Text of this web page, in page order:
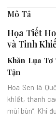
Mô Tả
Họa Tiết
và Tinh
Khăn Lụa Tơ
Tận
Hoa Sen là
khiết, thanh
mùi bùn”. Khi